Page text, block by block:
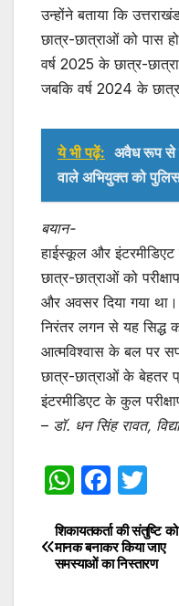
उन्होंने बताया कि
छात्र-छात्राओं को पास
वर्ष 2025 के छात्र-
जबकि वर्ष 2024 के
ये भी पढ़ें: अवैध रूप से
वाले अभियुक्त को पुलिस
बयान-
हाईस्कूल और इंटरमीडिएट
छात्र-छात्राओं को
और अवसर दिया गया था।
निरंतर लगन से यह सिद्ध
आत्मविश्वास के बल पर
छात्र-छात्राओं के बेहतर
इंटरमीडिएट के कुल
– डॉ. धन सिंह रावत,
W
at
s
F
c
e
itt
er
Post
navigation
शिकायतकर्ता की संतुष्टि को
मानक बनाकर किया जाए
समस्याओं का निस्तारण